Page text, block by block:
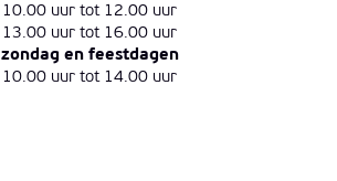
10.00 uur tot 12.00 uur
13.00 uur tot 16.00 uur
zondag en feestdagen
10.00 uur tot 14.00 uur